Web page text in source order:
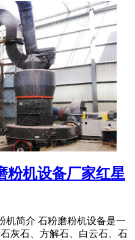
粉机设备厂家红星
机简介 石粉磨粉机设备是一
灰石、方解石、白云石、石